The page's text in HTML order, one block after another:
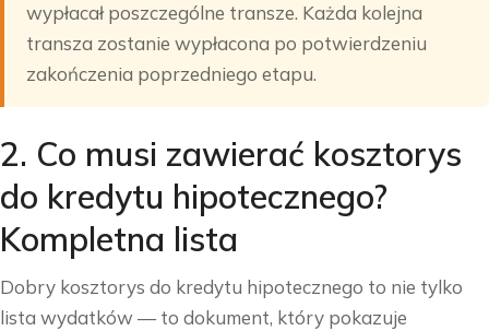
wypłacał poszczególne transze. Każda kolejna
transza zostanie wypłacona po potwierdzeniu
zakończenia poprzedniego etapu.
2. Co musi zawierać kosztorys
do kredytu hipotecznego?
Kompletna lista
Dobry kosztorys do kredytu hipotecznego to nie tylko
lista wydatków — to dokument, który pokazuje